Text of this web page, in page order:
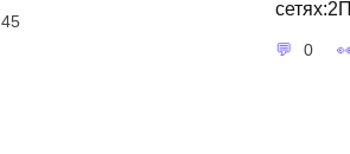
45
0